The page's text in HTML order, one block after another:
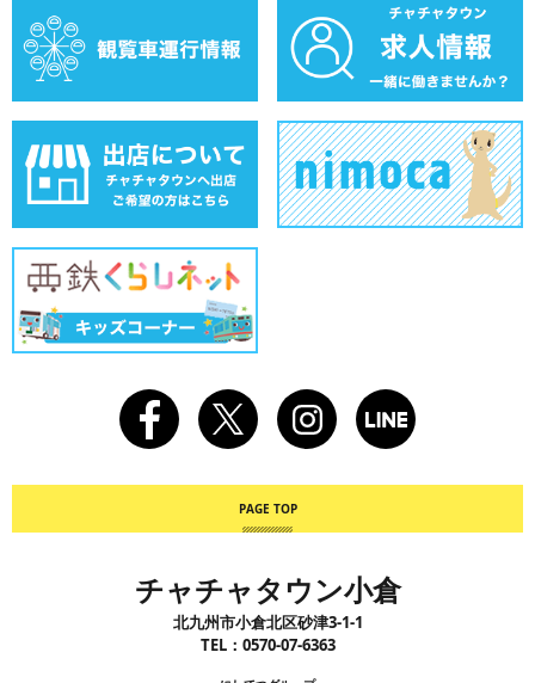
チャチャタウン小倉
北九州市小倉北区砂津3-1-1
TEL： 0570-07-6363